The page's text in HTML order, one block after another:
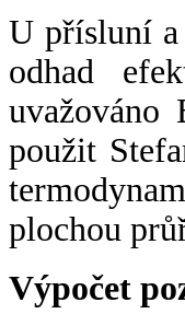
U přísluní a
odhad
uvažováno
použit
plochou
Výpočet